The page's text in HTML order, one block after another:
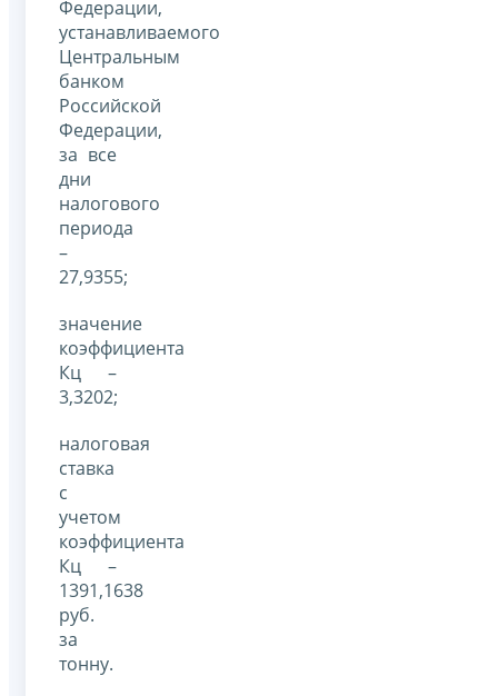
Федерации,
устанавливаемого
Центральным
банком
Российской
Федерации,
за все
дни
налогового
периода
–
27,9355;
значение
коэффициента
Кц –
3,3202;
налоговая
ставка
с
учетом
коэффициента
Кц –
1391,1638
руб.
за
тонну.